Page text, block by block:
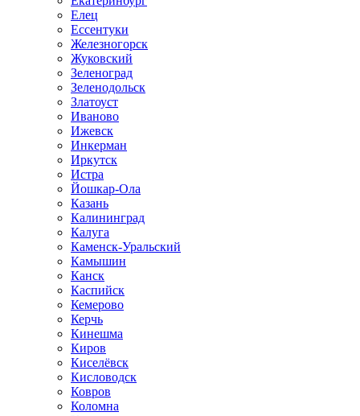
Елец
Ессентуки
Железногорск
Жуковский
Зеленоград
Зеленодольск
Златоуст
Иваново
Ижевск
Инкерман
Иркутск
Истра
Йошкар-Ола
Казань
Калининград
Калуга
Каменск-Уральский
Камышин
Канск
Каспийск
Кемерово
Керчь
Кинешма
Киров
Киселёвск
Кисловодск
Ковров
Коломна